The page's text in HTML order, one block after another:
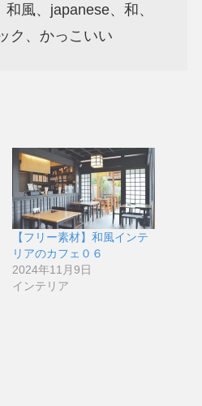
風、japanese、和、
ク、かっこいい
【フリー素材】和風インテ
リアのカフェ０６
2024年11月9日
インテリア